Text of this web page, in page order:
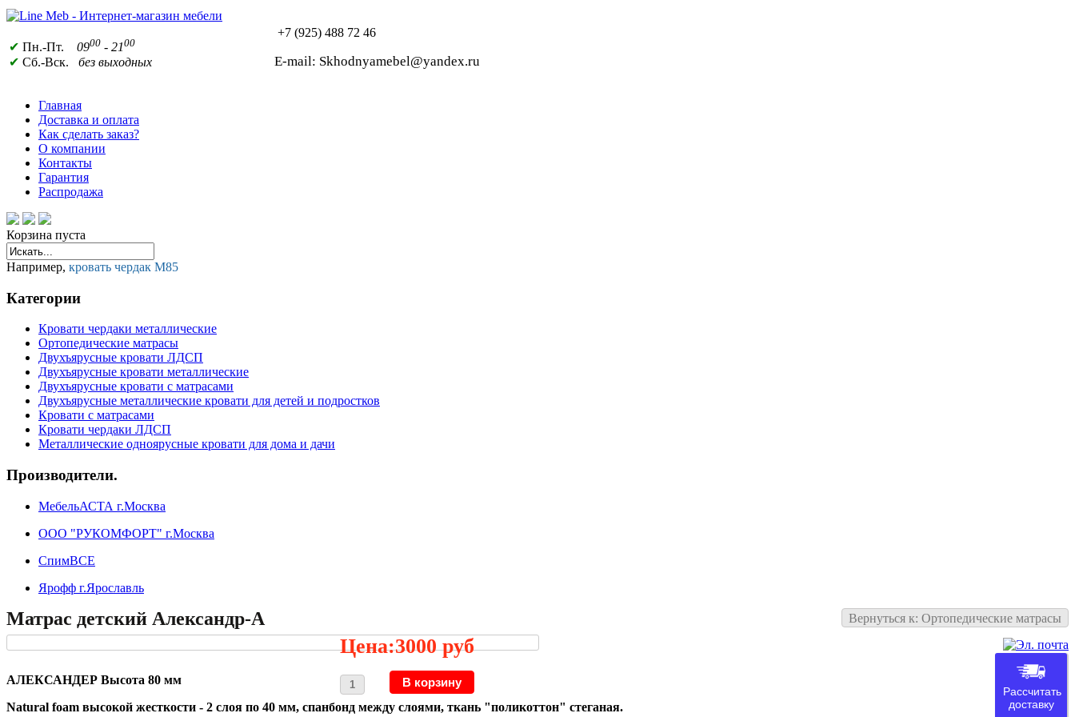
✔ Пн.-Пт. 0900 - 2100
✔ Сб.-Вск. без выходных
+7 (925) 488 72 46
E-mail: Skhodnyamebel@yandex.ru
Главная
Доставка и оплата
Как сделать заказ?
О компании
Контакты
Гарантия
Распродажа
Корзина пуста
Например, кровать чердак М85
Категории
Кровати чердаки металлические
Ортопедические матрасы
Двухъярусные кровати ЛДСП
Двухъярусные кровати металлические
Двухъярусные кровати с матрасами
Двухъярусные металлические кровати для детей и подростков
Кровати с матрасами
Кровати чердаки ЛДСП
Металлические одноярусные кровати для дома и дачи
Производители.
МебельАСТА г.Москва
ООО "РУКОМФОРТ" г.Москва
СпимВСЕ
Ярофф г.Ярославль
Вернуться к: Ортопедические матрасы
Матрас детский Александр-А
Цена:3000 руб
АЛЕКСАНДЕР Высота 80 мм
Natural foam высокой жесткости - 2 слоя по 40 мм, спанбонд между слоями, ткань "поликоттон" стеганая.
Рассчитать
доставку